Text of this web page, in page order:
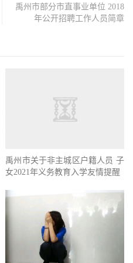
禹州市部分市直事业单位 2018
年公开招聘工作人员简章
禹州市关于非主城区户籍人员 子
女2021年义务教育入学友情提醒